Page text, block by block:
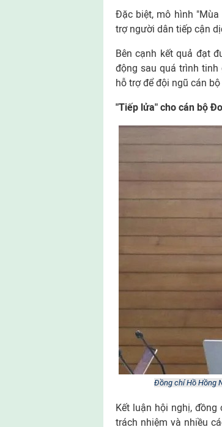
Đặc biệt, mô hình
trợ người dân tiếp cận
Bên cạnh kết quả đạt
động sau quá trình
hỗ trợ để đội ngũ cán
"Tiếp lửa" cho cán bộ
Đồng chí Hồ Hồng
Kết luận hội nghị,
trách nhiệm và nhiều